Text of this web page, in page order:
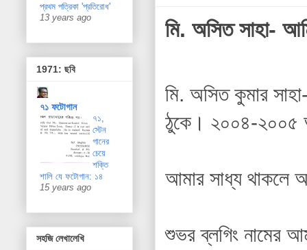
মি. অসিত সাহা-
মি. অসিত কুমার
ঠুকে। ২০০৪-২০০৫
আমার সাধ্য থাকলে
শুভর ব্লগিং নামের
প্রথম পত্রিকা 'প্রতিরোধ'
13 years ago
1971: ছবি
৭১ ফটোগান
৭১,
স্টেন
গানের
চেয়ে
শক্তি
শালি যে ফটোগান: ১৪
15 years ago
সহজি লেখালেখি